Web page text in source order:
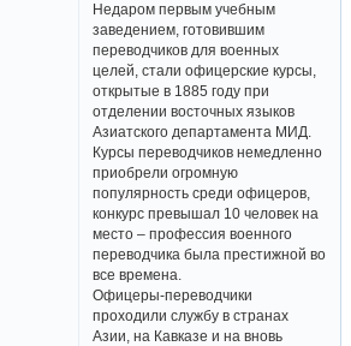
Недаром первым учебным
заведением, готовившим
переводчиков для военных
целей, стали офицерские курсы,
открытые в 1885 году при
отделении восточных языков
Азиатского департамента МИД.
Курсы переводчиков немедленно
приобрели огромную
популярность среди офицеров,
конкурс превышал 10 человек на
место – профессия военного
переводчика была престижной во
все времена.
Офицеры-переводчики
проходили службу в странах
Азии, на Кавказе и на вновь